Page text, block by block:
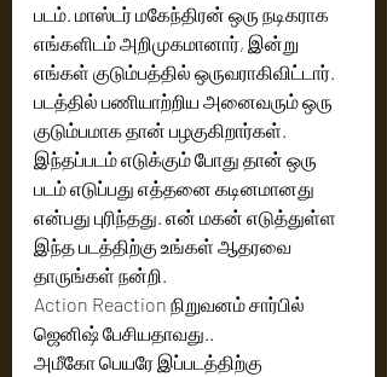
படம். மாஸ்டர் மகேந்திரன் ஒரு நடிகராக
எங்களிடம் அறிமுகமானார், இன்று
எங்கள் குடும்பத்தில் ஒருவராகிவிட்டார்.
படத்தில் பணியாற்றிய அனைவரும் ஒரு
குடும்பமாக தான் பழகுகிறார்கள்.
இந்தப்படம் எடுக்கும் போது தான் ஒரு
படம் எடுப்பது எத்தனை கடினமானது
என்பது புரிந்தது. என் மகன் எடுத்துள்ள
இந்த படத்திற்கு உங்கள் ஆதரவை
தாருங்கள் நன்றி.
Action Reaction நிறுவனம் சார்பில்
ஜெனிஷ் பேசியதாவது..
அமீகோ பெயரே இப்படத்திற்கு